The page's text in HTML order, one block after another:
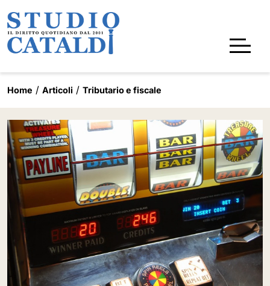
Home Articoli Tributario e fiscale